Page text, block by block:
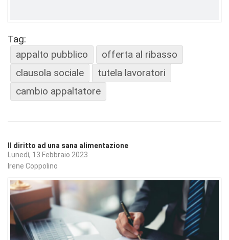
Tag:
appalto pubblico
offerta al ribasso
clausola sociale
tutela lavoratori
cambio appaltatore
Il diritto ad una sana alimentazione
Lunedì, 13 Febbraio 2023
Irene Coppolino